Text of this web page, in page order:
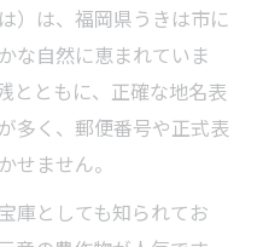
）は、福岡県うきは市に
な自然に恵まれていま
とともに、正確な地名表
多く、郵便番号や正式表
せません。
庫としても知られてお